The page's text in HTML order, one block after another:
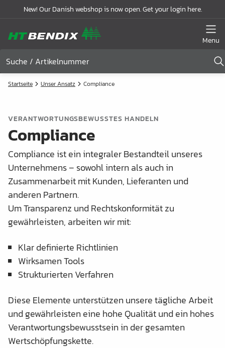
New! Our Danish webshop is now open. Get your login here.
Menu
Startseite Unser Ansatz Compliance
VERANTWORTUNGSBEWUSSTES HANDELN
Compliance
Compliance ist ein integraler Bestandteil unseres
Unternehmens – sowohl intern als auch in
Zusammenarbeit mit Kunden, Lieferanten und
anderen Partnern.
Um Transparenz und Rechtskonformität zu
gewährleisten, arbeiten wir mit:
Klar definierte Richtlinien
Wirksamen Tools
Strukturierten Verfahren
Diese Elemente unterstützen unsere tägliche Arbeit
und gewährleisten eine hohe Qualität und ein hohes
Verantwortungsbewusstsein in der gesamten
Wertschöpfungskette.